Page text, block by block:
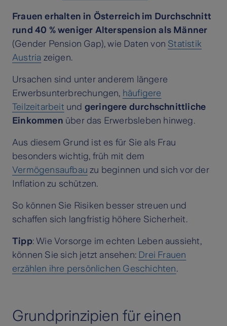
Frauen erhalten in Österreich im Durchschnitt
rund 40 % weniger Alterspension als Männer
(Gender Pension Gap), wie Daten von Statistik
Austria zeigen.
Ursachen sind unter anderem längere
Erwerbsunterbrechungen, häufigere
Teilzeitarbeit und geringere durchschnittliche
Einkommen über das Erwerbsleben hinweg.
Aus diesem Grund ist es für Sie als Frau
besonders wichtig, früh mit dem
Vermögensaufbau zu beginnen und sich vor der
Inflation zu schützen.
So können Sie Risiken besser streuen und
schaffen sich langfristig höhere Sicherheit.
Tipp: Wie Vorsorge im echten Leben aussieht,
können Sie sich jetzt ansehen: Drei Frauen
erzählen ihre persönlichen Geschichten.
Grundprinzipien für einen